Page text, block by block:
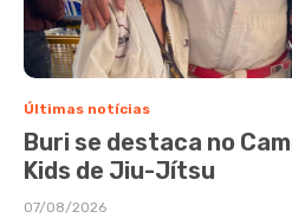
Últimas notícias
Buri se destaca no
Kids de Jiu-Jítsu
07/08/2026